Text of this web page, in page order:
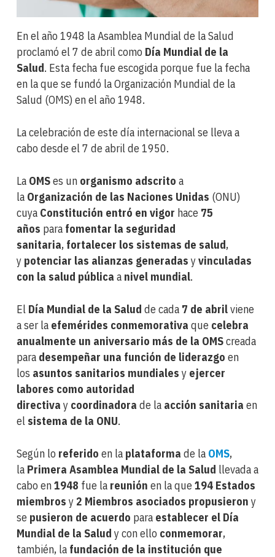
En el año 1948 la Asamblea Mundial de la Salud
proclamó el 7 de abril como Día Mundial de la
Salud. Esta fecha fue escogida porque fue la fecha
en la que se fundó la Organización Mundial de la
Salud (OMS) en el año 1948.
La celebración de este día internacional se lleva a
cabo desde el 7 de abril de 1950.
La OMSes un organismo adscrito a
la Organización de las Naciones Unidas (ONU)
cuya Constitución entró en vigor hace 75
años para fomentar la seguridad
sanitaria, fortalecer los sistemas de salud,
y potenciar las alianzas generadas yvinculadas
con la salud pública a nivel mundial.
El Día Mundial de la Salud de cada 7 de abrilviene
a ser la efemérides conmemorativa que celebra
anualmente un aniversario más de la OMScreada
para desempeñar una función de liderazgo en
los asuntos sanitarios mundiales y ejercer
labores como autoridad
directiva y coordinadora de la acción sanitaria en
el sistema de la ONU.
Según lo referido en la plataforma de la OMS,
la Primera Asamblea Mundial de la Salud llevada a
cabo en1948 fue la reunión en la que194 Estados
miembros y 2 Miembros asociados propusieron y
se pusieron de acuerdo para establecer el Día
Mundial de la Salud y con ello conmemorar,
también, la fundación de la institución que